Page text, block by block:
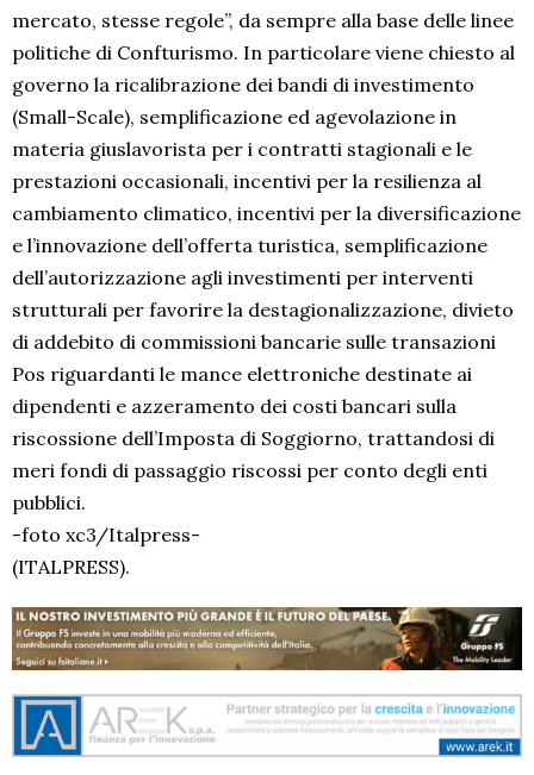
mercato, stesse regole”, da sempre alla base delle linee
politiche di Confturismo. In particolare viene chiesto al
governo la ricalibrazione dei bandi di investimento
(Small-Scale), semplificazione ed agevolazione in
materia giuslavorista per i contratti stagionali e le
prestazioni occasionali, incentivi per la resilienza al
cambiamento climatico, incentivi per la diversificazione
e l’innovazione dell’offerta turistica, semplificazione
dell’autorizzazione agli investimenti per interventi
strutturali per favorire la destagionalizzazione, divieto
di addebito di commissioni bancarie sulle transazioni
Pos riguardanti le mance elettroniche destinate ai
dipendenti e azzeramento dei costi bancari sulla
riscossione dell’Imposta di Soggiorno, trattandosi di
meri fondi di passaggio riscossi per conto degli enti
pubblici.
-foto xc3/Italpress-
(ITALPRESS).